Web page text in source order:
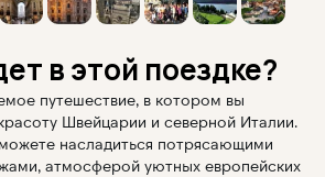
в этой поездке?
путешествие, в котором вы
Швейцарии и северной Италии.
насладиться потрясающими
атмосферой уютных европейских